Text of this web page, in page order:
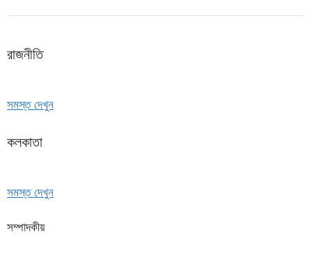
রাজনীতি
সমস্ত দেখুন
কলকাতা
সমস্ত দেখুন
সম্পাদকীয়